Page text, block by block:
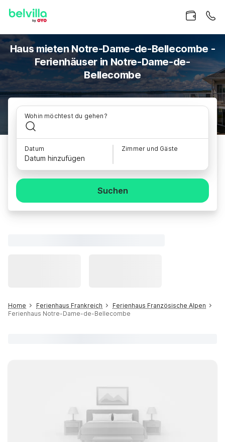
Haus mieten Notre-Dame-de-Bellecombe -
Ferienhäuser in Notre-Dame-de-
Bellecombe
Wohin möchtest du gehen?
Datum
Datum hinzufügen
Zimmer und Gäste
Suchen
Home Ferienhaus Frankreich
Ferienhaus Französische Alpen
Ferienhaus Notre-Dame-de-Bellecombe